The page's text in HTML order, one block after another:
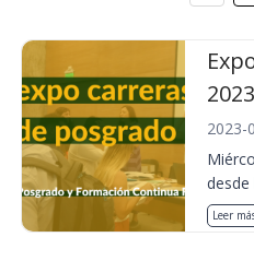
2023
2023-
desde
Leer